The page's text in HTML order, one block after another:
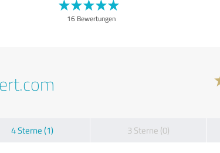
16 Bewertungen
4 Sterne (1) 3 Sterne (0)